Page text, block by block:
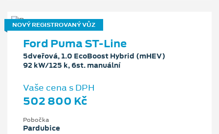
NOVÝ REGISTROVANÝ VŮZ
Ford Puma ST-Line
5dveřová, 1.0 EcoBoost Hybrid (mHEV)
92 kW/125 k, 6st. manuální
Vaše cena s DPH
502 800 Kč
Pobočka
Pardubice